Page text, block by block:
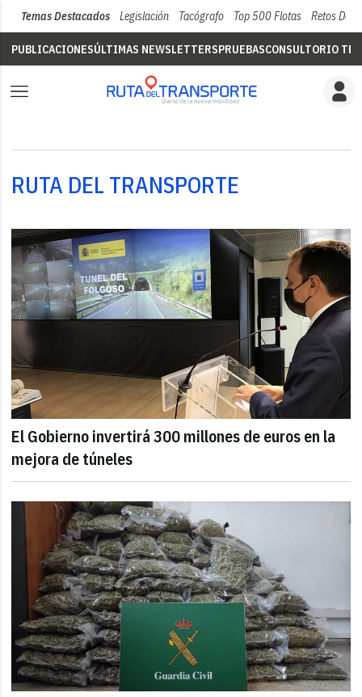
Temas Destacados Legislación Tacógrafo Top 500 Flotas Retos Del
PUBLICACIONESÚLTIMAS NEWSLETTERSPRUEBASCONSULTORIO
RUTA DEL TRANSPORTE
El Gobierno invertirá 300 millones de euros en la
mejora de túneles